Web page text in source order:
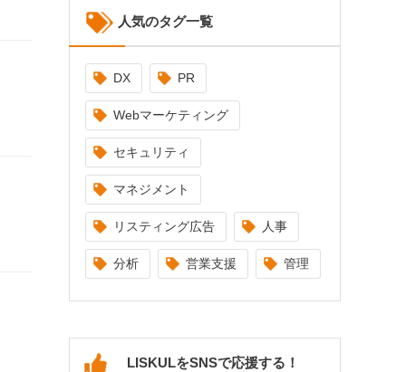
人気のタグ一覧
DX PR
Webマーケティング
セキュリティ
マネジメント
リスティング広告 人事
分析 営業支援 管理
LISKULをSNSで応援する！